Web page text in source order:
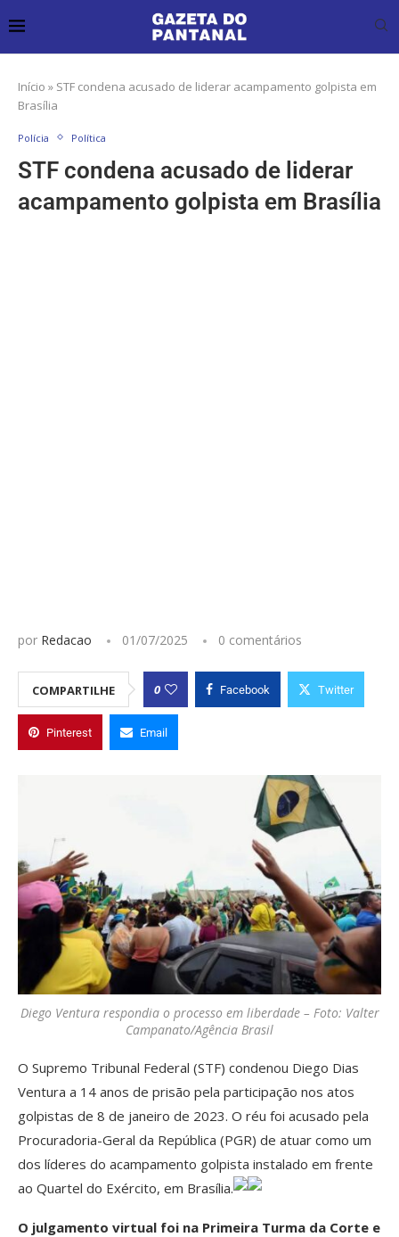
Início » STF condena acusado de liderar acampamento golpista em
Brasília
Polícia Política
STF condena acusado de liderar
acampamento golpista em Brasília
por Redacao 01/07/2025 0 comentários
COMPARTILHE 0 Facebook Twitter
Pinterest Email
Diego Ventura respondia o processo em liberdade – Foto: Valter
Campanato/Agência Brasil
O Supremo Tribunal Federal (STF) condenou Diego Dias
Ventura a 14 anos de prisão pela participação nos atos
golpistas de 8 de janeiro de 2023. O réu foi acusado pela
Procuradoria-Geral da República (PGR) de atuar como um
dos líderes do acampamento golpista instalado em frente
ao Quartel do Exército, em Brasília.
O julgamento virtual foi na Primeira Turma da Corte e